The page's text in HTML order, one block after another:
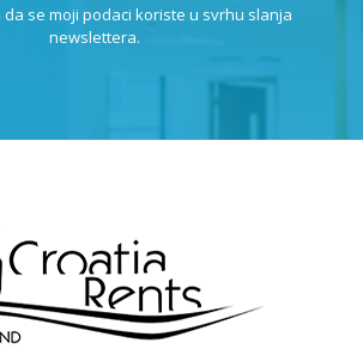
se moji podaci koriste u svrhu slanja
newslettera.